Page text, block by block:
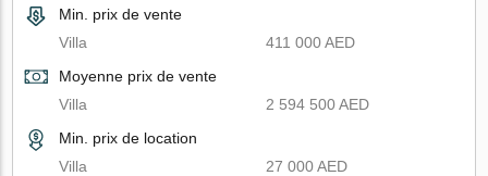
Min. prix de vente
Villa
411 000 AED
Moyenne prix de vente
Villa
2 594 500 AED
Min. prix de location
Villa
27 000 AED